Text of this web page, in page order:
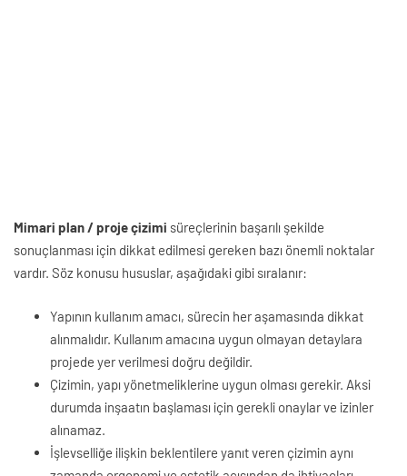
Mimari plan / proje çizimi süreçlerinin başarılı şekilde
sonuçlanması için dikkat edilmesi gereken bazı önemli noktalar
vardır. Söz konusu hususlar, aşağıdaki gibi sıralanır:
Yapının kullanım amacı, sürecin her aşamasında dikkat
alınmalıdır. Kullanım amacına uygun olmayan detaylara
projede yer verilmesi doğru değildir.
Çizimin, yapı yönetmeliklerine uygun olması gerekir. Aksi
durumda inşaatın başlaması için gerekli onaylar ve izinler
alınamaz.
İşlevselliğe ilişkin beklentilere yanıt veren çizimin aynı